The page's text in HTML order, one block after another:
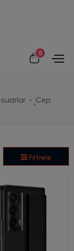
0
Cep
Filtrele